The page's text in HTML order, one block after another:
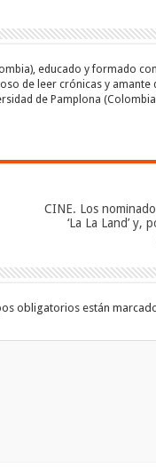
educado y formado
de leer crónicas y amante
de Pamplona
CINE. Los
‘La La Land’ y,
obligatorios están